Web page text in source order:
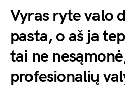
Vyras ryte valo
pasta, o aš ja
tai ne
profesionalių